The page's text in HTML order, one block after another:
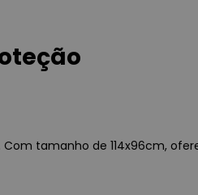
tamanho de 114x96cm,